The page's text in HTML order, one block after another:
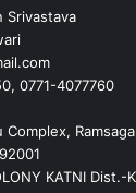
Srivastava
0771-4077760
Complex,
KATNI Dist.-